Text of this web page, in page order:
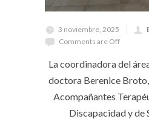
3 noviembre, 2025
Comments are Off
La coordinadora del
doctora Berenice
Acompañantes
Discapacidad y de